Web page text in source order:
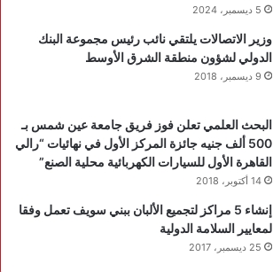
5 ديسمبر، 2024
وزير الاتصالات يلتقي نائب رئيس مجموعة البنك
الدولي لشؤون منطقة الشرق الأوسط
9 ديسمبر، 2018
البحث العلمي تعلن فوز فريق جامعة عين شمس بـ
500 ألف جنيه جائزة المركز الأول في نهائيات “رالي
القاهرة الأول للسيارات الكهربائية محلية الصنع”
14 أكتوبر، 2018
إنشاء 5 مراكز لتجميع الألبان ببني سويف تعمل وفقا
لمعايير السلامة الدولية
25 ديسمبر، 2017